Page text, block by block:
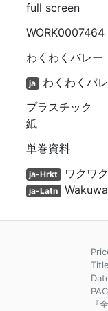
full screen
WORK0007464
わくわくバレー
ja
わくわくバ
プラスチック
紙
単巻資料
ja-Hrkt ワクワ
ja-Latn
『